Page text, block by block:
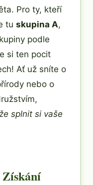
Pro ty, kteří
tu skupina A,
podle
si ten pocit
Ať už sníte o
nebo o
splnit si vaše